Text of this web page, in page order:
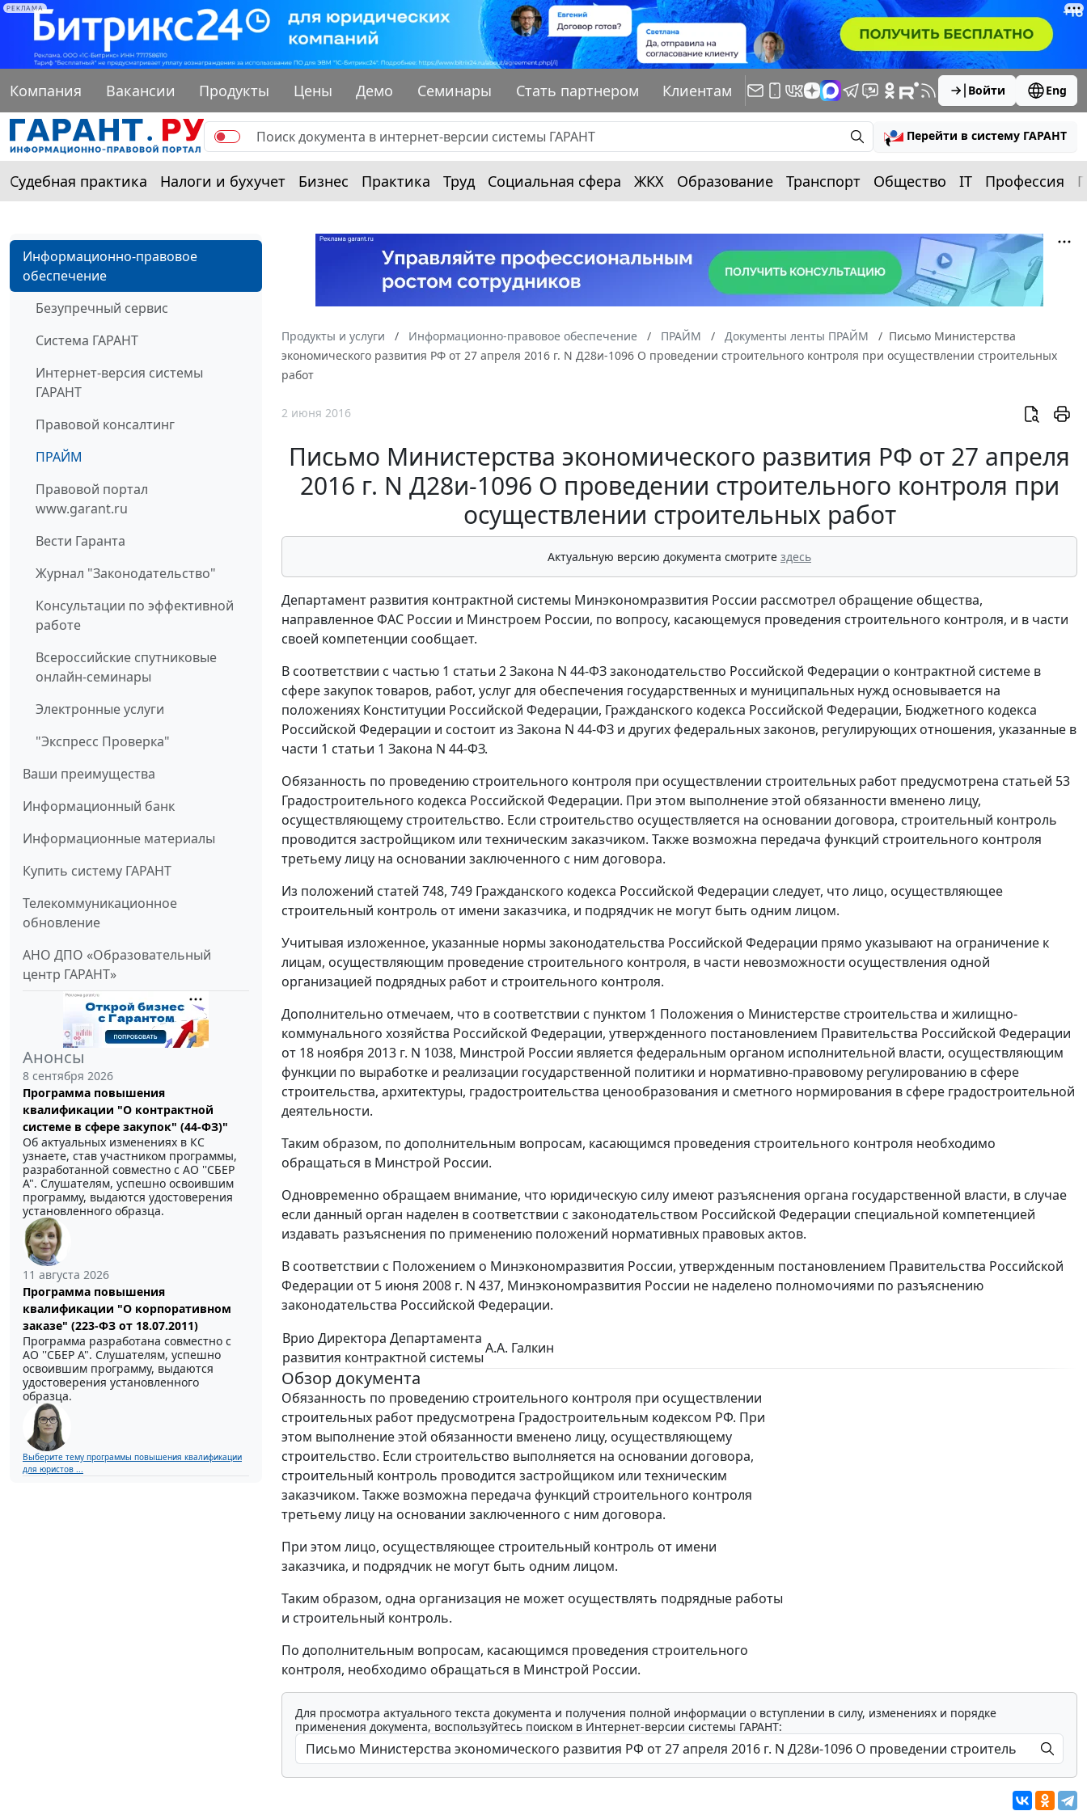
РЕКЛАМА
Компания Вакансии Продукты Цены Демо Семинары Стать партнером Клиентам Войти Eng
Перейти в систему ГАРАНТ
Судебная практика Налоги и бухучет Бизнес Практика Труд Социальная сфера ЖКХ Образование Транспорт Общество IT Профессия
Информационно-правовое
обеспечение
Безупречный сервис
Система ГАРАНТ
Интернет-версия системы
ГАРАНТ
Правовой консалтинг
ПРАЙМ
Правовой портал
www.garant.ru
Вести Гаранта
Журнал "Законодательство"
Консультации по эффективной
работе
Всероссийские спутниковые
онлайн-семинары
Электронные услуги
"Экспресс Проверка"
Ваши преимущества
Информационный банк
Информационные материалы
Купить систему ГАРАНТ
Телекоммуникационное
обновление
АНО ДПО «Образовательный
центр ГАРАНТ»
Анонсы
8 сентября 2026
Программа повышения
квалификации "О контрактной
системе в сфере закупок" (44-ФЗ)"
Об актуальных изменениях в КС
узнаете, став участником программы,
разработанной совместно с АО ''СБЕР
А". Слушателям, успешно освоившим
программу, выдаются удостоверения
установленного образца.
11 августа 2026
Программа повышения
квалификации "О корпоративном
заказе" (223-ФЗ от 18.07.2011)
Программа разработана совместно с
АО ''СБЕР А". Слушателям, успешно
освоившим программу, выдаются
удостоверения установленного
образца.
Выберите тему программы повышения квалификации
для юристов ...
Продукты и услуги Информационно-правовое обеспечение ПРАЙМ Документы ленты ПРАЙМ
Письмо Министерства
экономического развития РФ от 27 апреля 2016 г. N Д28и-1096 О проведении строительного контроля при осуществлении строительных
работ
2 июня 2016
Письмо Министерства экономического развития РФ от 27 апреля
2016 г. N Д28и-1096 О проведении строительного контроля при
осуществлении строительных работ
Актуальную версию документа смотрите здесь
Департамент развития контрактной системы Минэкономразвития России рассмотрел обращение общества,
направленное ФАС России и Минстроем России, по вопросу, касающемуся проведения строительного контроля, и в части
своей компетенции сообщает.
В соответствии с частью 1 статьи 2 Закона N 44-ФЗ законодательство Российской Федерации о контрактной системе в
сфере закупок товаров, работ, услуг для обеспечения государственных и муниципальных нужд основывается на
положениях Конституции Российской Федерации, Гражданского кодекса Российской Федерации, Бюджетного кодекса
Российской Федерации и состоит из Закона N 44-ФЗ и других федеральных законов, регулирующих отношения, указанные в
части 1 статьи 1 Закона N 44-ФЗ.
Обязанность по проведению строительного контроля при осуществлении строительных работ предусмотрена статьей 53
Градостроительного кодекса Российской Федерации. При этом выполнение этой обязанности вменено лицу,
осуществляющему строительство. Если строительство осуществляется на основании договора, строительный контроль
проводится застройщиком или техническим заказчиком. Также возможна передача функций строительного контроля
третьему лицу на основании заключенного с ним договора.
Из положений статей 748, 749 Гражданского кодекса Российской Федерации следует, что лицо, осуществляющее
строительный контроль от имени заказчика, и подрядчик не могут быть одним лицом.
Учитывая изложенное, указанные нормы законодательства Российской Федерации прямо указывают на ограничение к
лицам, осуществляющим проведение строительного контроля, в части невозможности осуществления одной
организацией подрядных работ и строительного контроля.
Дополнительно отмечаем, что в соответствии с пунктом 1 Положения о Министерстве строительства и жилищно-
коммунального хозяйства Российской Федерации, утвержденного постановлением Правительства Российской Федерации
от 18 ноября 2013 г. N 1038, Минстрой России является федеральным органом исполнительной власти, осуществляющим
функции по выработке и реализации государственной политики и нормативно-правовому регулированию в сфере
строительства, архитектуры, градостроительства ценообразования и сметного нормирования в сфере градостроительной
деятельности.
Таким образом, по дополнительным вопросам, касающимся проведения строительного контроля необходимо
обращаться в Минстрой России.
Одновременно обращаем внимание, что юридическую силу имеют разъяснения органа государственной власти, в случае
если данный орган наделен в соответствии с законодательством Российской Федерации специальной компетенцией
издавать разъяснения по применению положений нормативных правовых актов.
В соответствии с Положением о Минэкономразвития России, утвержденным постановлением Правительства Российской
Федерации от 5 июня 2008 г. N 437, Минэкономразвития России не наделено полномочиями по разъяснению
законодательства Российской Федерации.
Врио Директора Департамента
развития контрактной системы
А.А. Галкин
Обзор документа
Обязанность по проведению строительного контроля при осуществлении
строительных работ предусмотрена Градостроительным кодексом РФ. При
этом выполнение этой обязанности вменено лицу, осуществляющему
строительство. Если строительство выполняется на основании договора,
строительный контроль проводится застройщиком или техническим
заказчиком. Также возможна передача функций строительного контроля
третьему лицу на основании заключенного с ним договора.
При этом лицо, осуществляющее строительный контроль от имени
заказчика, и подрядчик не могут быть одним лицом.
Таким образом, одна организация не может осуществлять подрядные работы
и строительный контроль.
По дополнительным вопросам, касающимся проведения строительного
контроля, необходимо обращаться в Минстрой России.
Для просмотра актуального текста документа и получения полной информации о вступлении в силу, изменениях и порядке
применения документа, воспользуйтесь поиском в Интернет-версии системы ГАРАНТ: